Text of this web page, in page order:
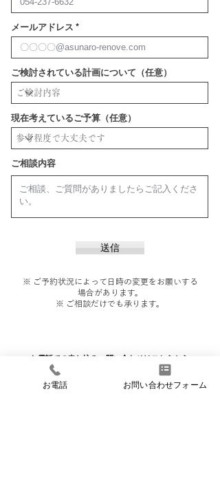
メールアドレス
ご検討されている計画について（任意）
現在考えているご予算（任意）
ご相談内容
送信
※ ご予約状況によって日時の変更をお願いする
場合があります。
※ ご相談だけでも承ります。
お電話での申し込み・問い合わせはこちらから
054-237-6632
お電話 お問い合わせフォーム